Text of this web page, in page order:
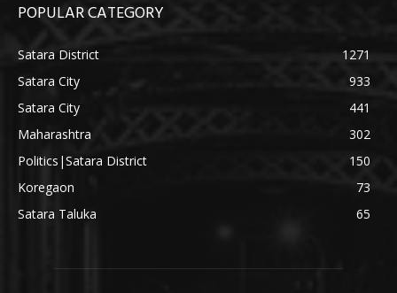
POPULAR CATEGORY
Satara District
1271
Satara City
933
Satara City
441
Maharashtra
302
Politics|Satara District
150
Koregaon
73
Satara Taluka
65